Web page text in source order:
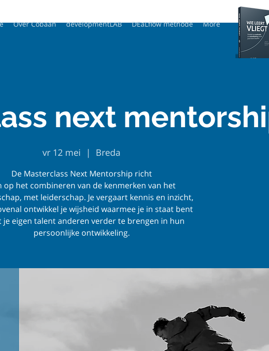
Over Cobaan developmentLAB DEaLflow methode More
next
vr 12 mei
  |
Breda
De Masterclass Next Mentorship richt
op het combineren van de kenmerken van het
met leiderschap. Je vergaart kennis en inzicht,
ontwikkel je wijsheid waarmee je in staat bent
je eigen talent anderen verder te brengen in hun
persoonlijke ontwikkeling.